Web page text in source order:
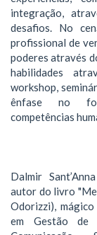
integração,
desafios. No
profissional de
poderes através
habilidades
workshop,
ênfase no
competências
Dalmir
autor do livro
Odorizzi),
em Gestão de